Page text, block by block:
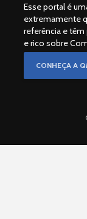
Esse portal é
extremamente
referência e
e rico sobre
CONHEÇA A